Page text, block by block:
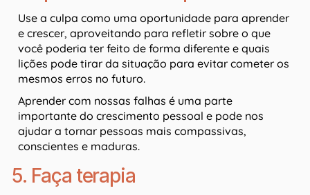
Use a culpa como uma oportunidade para aprender
e crescer, aproveitando para refletir sobre o que
você poderia ter feito de forma diferente e quais
lições pode tirar da situação para evitar cometer os
mesmos erros no futuro.
Aprender com nossas falhas é uma parte
importante do crescimento pessoal e pode nos
ajudar a tornar pessoas mais compassivas,
conscientes e maduras.
5. Faça terapia